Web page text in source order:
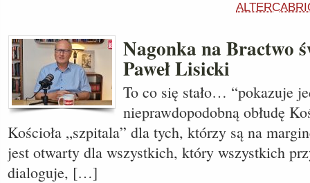
Nagonka na Bractwo
Paweł Lisicki
To co się stało… “pokazuje
nieprawdopodobną obłudę
Kościoła „szpitala” dla tych, którzy są na
jest otwarty dla wszystkich, który wszystkich
dialoguje, […]